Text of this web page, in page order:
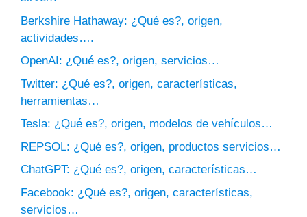
Berkshire Hathaway: ¿Qué es?, origen,
actividades….
OpenAI: ¿Qué es?, origen, servicios…
Twitter: ¿Qué es?, origen, características,
herramientas…
Tesla: ¿Qué es?, origen, modelos de vehículos…
REPSOL: ¿Qué es?, origen, productos servicios…
ChatGPT: ¿Qué es?, origen, características…
Facebook: ¿Qué es?, origen, características,
servicios…